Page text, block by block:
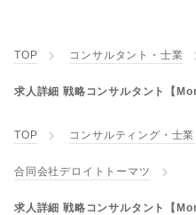
TOP コンサルタント・士業
求人詳細 戦略コンサルタント【
TOP コンサルティング・士業
合同会社デロイトトーマツ
求人詳細 戦略コンサルタント【